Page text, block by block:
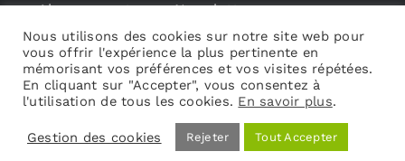
Abonnements aux Newsletters
Découvrez My Audio
Nous utilisons des cookies sur notre site web pour
vous offrir l'expérience la plus pertinente en
mémorisant vos préférences et vos visites répétées.
En cliquant sur "Accepter", vous consentez à
l'utilisation de tous les cookies. En savoir plus.
Gestion des cookies Rejeter Tout Accepter